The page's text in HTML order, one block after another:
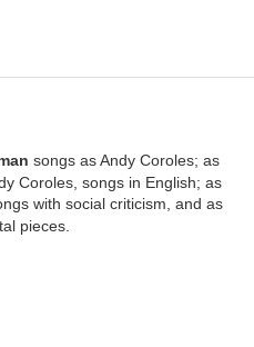
songs as Andy Coroles; as
Coroles, songs in English; as
with social criticism, and as
pieces.